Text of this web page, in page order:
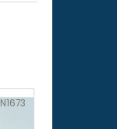
N1673